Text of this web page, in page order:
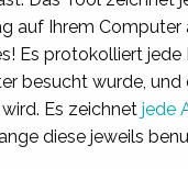
auf Ihrem Computer
Es protokolliert jede
besucht wurde, und
Es zeichnet jede
diese jeweils